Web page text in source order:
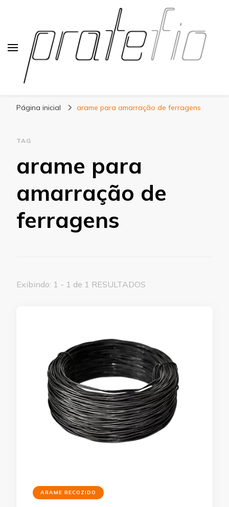
Página inicial arame para amarração de ferragens
TAG
arame para
amarração de
ferragens
Exibindo: 1 - 1 de 1 RESULTADOS
ARAME RECOZIDO